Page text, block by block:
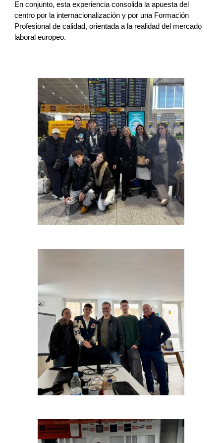
En conjunto, esta experiencia consolida la apuesta del
centro por la internacionalización y por una Formación
Profesional de calidad, orientada a la realidad del mercado
laboral europeo.